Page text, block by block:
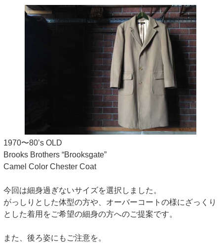
1970〜80’s OLD
Brooks Brothers “Brooksgate”
Camel Color Chester Coat
今回は細身過ぎないサイズを選択しました。
がっしりとした体型の方や、オーバーコートの様にざっくり
とした着用をご希望の細身の方へのご提案です。
また、後ろ姿にもご注意を。